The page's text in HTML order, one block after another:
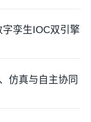
字孪生IOC双引擎
仿真与自主协同